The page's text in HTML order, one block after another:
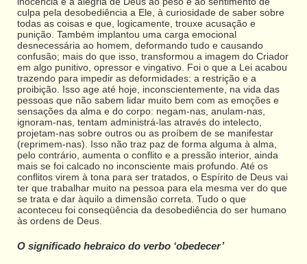
culpa pela desobediência a Ele, à curiosidade de saber sobre
todas as coisas e que, logicamente, trouxe acusação e
punição. Também implantou uma carga emocional
desnecessária ao homem, deformando tudo e causando
confusão; mais do que isso, transformou a imagem do Criador
em algo punitivo, opressor e vingativo. Foi o que a Lei acabou
trazendo para impedir as deformidades: a restrição e a
proibição. Isso age até hoje, inconscientemente, na vida das
pessoas que não sabem lidar muito bem com as emoções e
sensações da alma e do corpo: negam-nas, anulam-nas,
ignoram-nas, tentam administrá-las através do intelecto,
projetam-nas sobre outros ou as proíbem de se manifestar
(reprimem-nas). Isso não traz paz de forma alguma à alma,
pelo contrário, aumenta o conflito e a pressão interior, ainda
mais se foi calcado no inconsciente mais profundo. Até os
conflitos virem à tona para ser tratados, o Espírito de Deus vai
ter que trabalhar muito na pessoa para ela mesma ver do que
se trata e dar àquilo a dimensão correta. Tudo o que
aconteceu foi conseqüência da desobediência do ser humano
às ordens de Deus.
O significado hebraico do verbo ‘obedecer’